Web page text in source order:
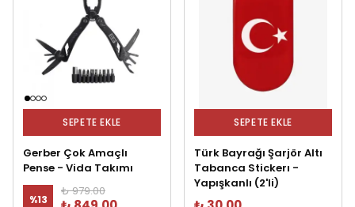
SEPETE EKLE
Gerber Çok Amaçlı
Pense - Vida Takımı
%13
₺ 979.00
SEPETE EKLE
Türk Bayrağı Şarjör Altı
Tabanca Stickerı -
Yapışkanlı (2'li)